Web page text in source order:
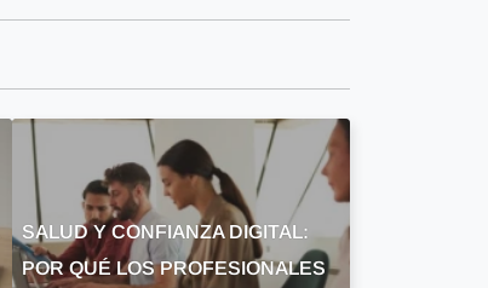
SALUD Y CONFIANZA DIGITAL:
POR QUÉ LOS PROFESIONALES